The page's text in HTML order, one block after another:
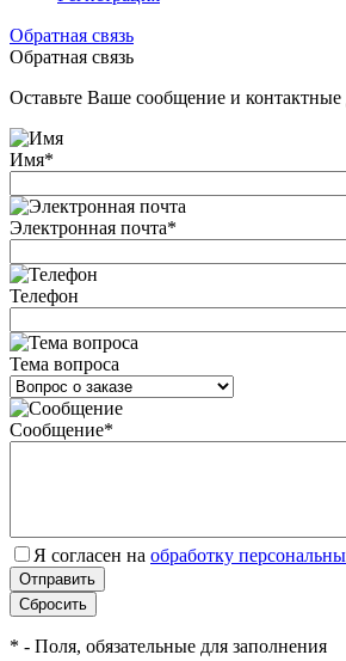
Обратная связь
Обратная связь
Оставьте Ваше сообщение и
Имя*
Электронная почта*
Телефон
Тема вопроса
Сообщение*
Я согласен на обработку
* - Поля, обязательные для заполнения